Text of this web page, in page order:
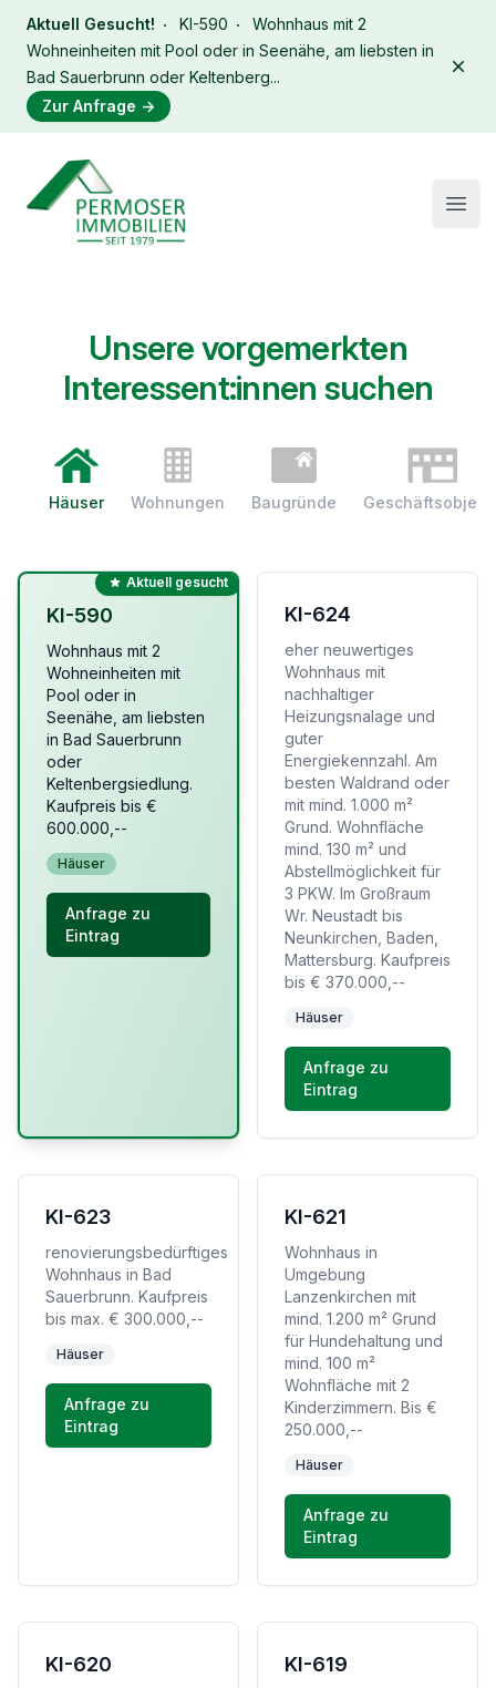
Aktuell Gesucht! KI-590
Wohnhaus mit 2
Wohneinheiten mit Pool oder in Seenähe, am liebsten in
Bad Sauerbrunn oder Keltenberg...
Zur Anfrage →
Immobilien Permoser Logo
Unsere vorgemerkten
Interessent:innen suchen
Häuser Wohnungen Baugründe
Aktuell gesucht
KI-590
Wohnhaus mit 2
Wohneinheiten mit
Pool oder in
Seenähe, am liebsten
in Bad Sauerbrunn
oder
Keltenbergsiedlung.
Kaufpreis bis €
600.000,--
Häuser
Anfrage zu
Eintrag
KI-624
eher neuwertiges
Wohnhaus mit
nachhaltiger
Heizungsnalage und
guter
Energiekennzahl. Am
besten Waldrand oder
mit mind. 1.000 m²
Grund. Wohnfläche
mind. 130 m² und
Abstellmöglichkeit für
3 PKW. Im Großraum
Wr. Neustadt bis
Neunkirchen, Baden,
Mattersburg. Kaufpreis
bis € 370.000,--
Häuser
Anfrage zu
Eintrag
KI-623
renovierungsbedürftiges
Wohnhaus in Bad
Sauerbrunn. Kaufpreis
bis max. € 300.000,--
Häuser
Anfrage zu
Eintrag
KI-621
Wohnhaus in
Umgebung
Lanzenkirchen mit
mind. 1.200 m² Grund
für Hundehaltung und
mind. 100 m²
Wohnfläche mit 2
Kinderzimmern. Bis €
250.000,--
Häuser
Anfrage zu
Eintrag
KI-620 KI-619